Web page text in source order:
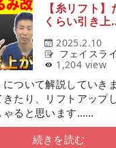
【糸リフト
くらい引き
2025.2.10
フェイスラ
1,204 view
ついて解説していき
たり、リフトアップ
ゃると思います……
続きを読む